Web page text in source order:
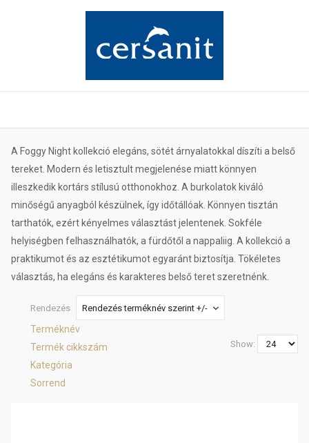
A Foggy Night kollekció elegáns, sötét árnyalatokkal díszíti a belső
tereket. Modern és letisztult megjelenése miatt könnyen
illeszkedik kortárs stílusú otthonokhoz. A burkolatok kiváló
minőségű anyagból készülnek, így időtállóak. Könnyen tisztán
tarthatók, ezért kényelmes választást jelentenek. Sokféle
helyiségben felhasználhatók, a fürdőtől a nappaliig. A kollekció a
praktikumot és az esztétikumot egyaránt biztosítja. Tökéletes
választás, ha elegáns és karakteres belső teret szeretnénk.
Rendezés Rendezés terméknév szerint +/-
Terméknév
Termék cikkszám
Kategória
Sorrend
Show: